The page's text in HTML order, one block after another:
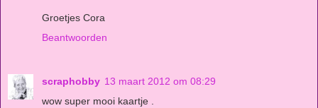
Groetjes Cora
Beantwoorden
scraphobby 13 maart 2012 om 08:29
wow super mooi kaartje .